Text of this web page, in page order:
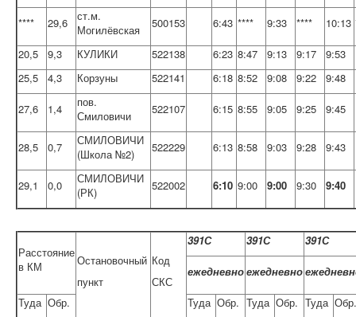
**** 29,6
ст.м.
Могилёвская
500153 6:43 **** 9:33 **** 10:13
20,5 9,3 КУЛИКИ 522138 6:23 8:47 9:13 9:17 9:53
25,5
4,3 Корзуны 522141 6:18 8:52 9:08 9:22 9:48
27,6 1,4
пов.
Смиловичи
522107 6:15 8:55 9:05 9:25 9:45
28,5 0,7
СМИЛОВИЧИ
(Школа №2)
522229 6:13 8:58 9:03 9:28 9:43
29,1 0,0
СМИЛОВИЧИ
(РК)
522002 6:10 9:00 9:00 9:30 9:40
Расстояние
в КМ
Остановочный
пункт
Код
СКС
391С 391С 391С
ежедневноежедневно
Туда Обр. Туда Обр. Туда Обр. Туда Обр.